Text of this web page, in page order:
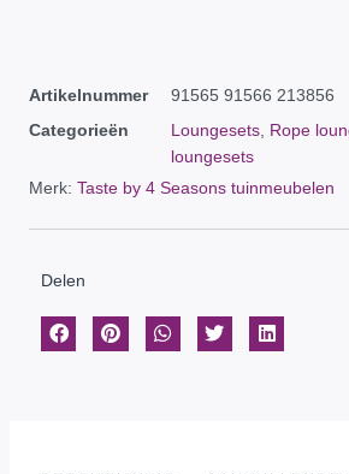
Artikelnummer
91565 91566 213856
Categorieën
Loungesets, Rope
loungesets
Merk: Taste by 4 Seasons tuinmeubelen
Delen